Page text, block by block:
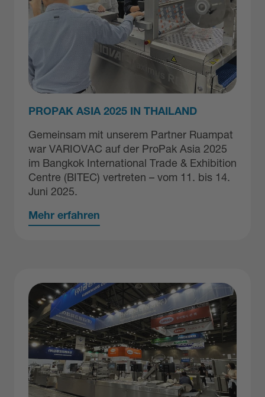
PROPAK ASIA 2025 IN THAILAND
Gemeinsam mit unserem Partner Ruampat
war VARIOVAC auf der ProPak Asia 2025
im Bangkok International Trade & Exhibition
Centre (BITEC) vertreten – vom 11. bis 14.
Juni 2025.
Mehr erfahren